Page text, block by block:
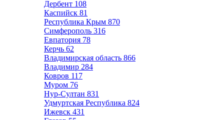
Дербент 108
Каспийск 81
Республика Крым 870
Симферополь 316
Евпатория 78
Керчь 62
Владимирская область 866
Владимир 284
Ковров 117
Муром 76
Нур-Султан 831
Удмуртская Республика 824
Ижевск 431